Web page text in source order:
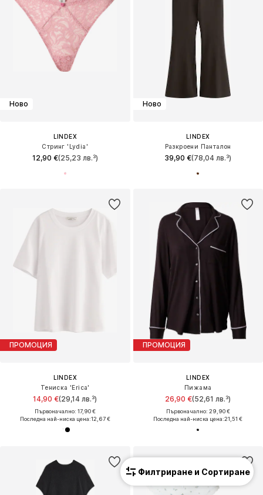
Ново
LINDEX
Стринг 'Lydia'
12,90 €(25,23 лв.³)
Ново
LINDEX
Разкроени Панталон
39,90 €(78,04 лв.³)
ПРОМОЦИЯ
LINDEX
Тениска 'Erica'
14,90 €(29,14 лв.³)
Първоначално: 17,90 €
Последна най-ниска цена:12,67 €
ПРОМОЦИЯ
LINDEX
Пижама
26,90 €(52,61 лв.³)
Първоначално: 29,90 €
Последна най-ниска цена:21,51 €
Филтриране и Сортиране